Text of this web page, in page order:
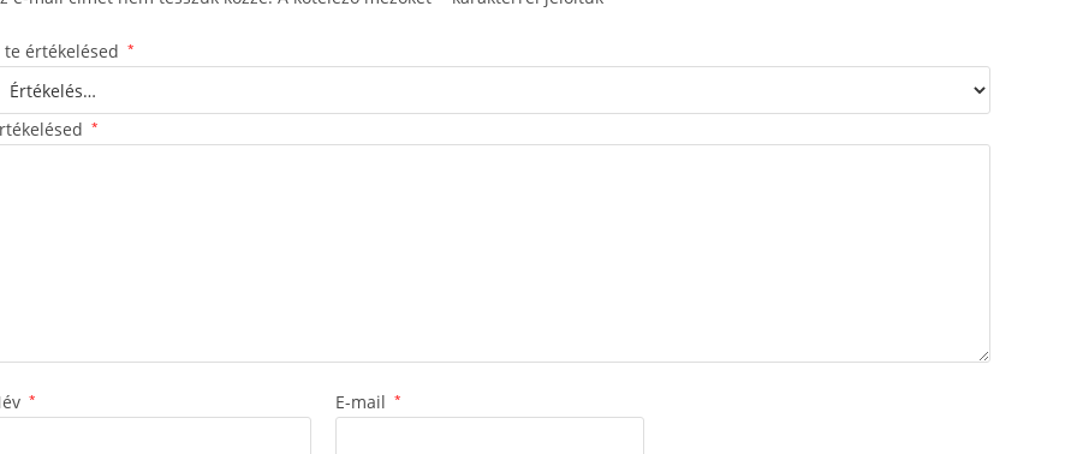
te értékelésed *
*
* E-mail *